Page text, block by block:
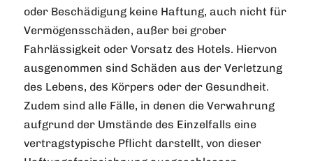
oder Beschädigung keine Haftung, auch nicht für
Vermögensschäden, außer bei grober
Fahrlässigkeit oder Vorsatz des Hotels. Hiervon
ausgenommen sind Schäden aus der Verletzung
des Lebens, des Körpers oder der Gesundheit.
Zudem sind alle Fälle, in denen die Verwahrung
aufgrund der Umstände des Einzelfalls eine
vertragstypische Pflicht darstellt, von dieser